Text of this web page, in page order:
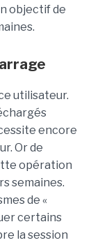
objectif de
utilisateur.
encore
Or de
opération
semaines.
de «
certains
la session